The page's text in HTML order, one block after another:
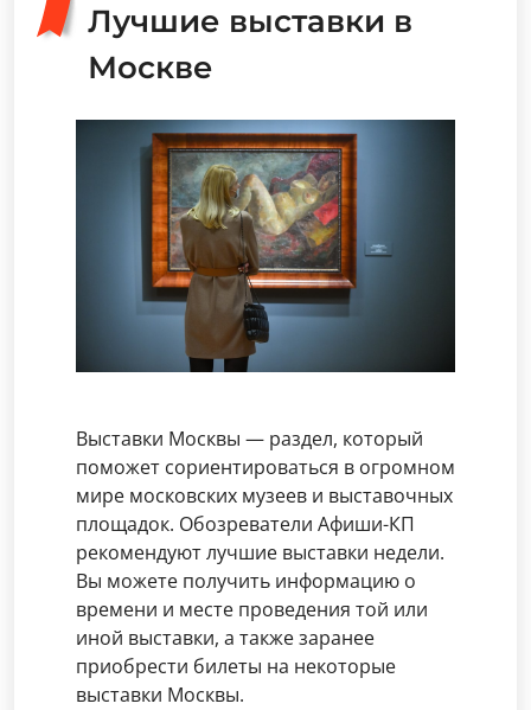
Лучшие выставки в
Москве
Выставки Москвы — раздел, который
поможет сориентироваться в огромном
мире московских музеев и выставочных
площадок. Обозреватели Афиши-КП
рекомендуют лучшие выставки недели.
Вы можете получить информацию о
времени и месте проведения той или
иной выставки, а также заранее
приобрести билеты на некоторые
выставки Москвы.